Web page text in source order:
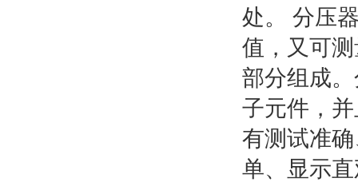
处。 分压
值，又可
部分组成
子元件，
有测试准
单、显示